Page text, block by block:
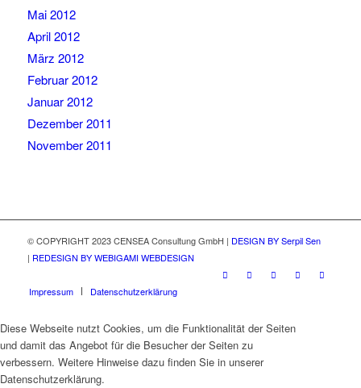
Mai 2012
April 2012
März 2012
Februar 2012
Januar 2012
Dezember 2011
November 2011
© COPYRIGHT 2023 CENSEA Consultung GmbH | DESIGN BY Serpil Sen
| REDESIGN BY WEBIGAMI WEBDESIGN
Impressum Datenschutzerklärung
Diese Webseite nutzt Cookies, um die Funktionalität der Seiten
und damit das Angebot für die Besucher der Seiten zu
verbessern. Weitere Hinweise dazu finden Sie in unserer
Datenschutzerklärung.